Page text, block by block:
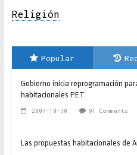
Religión
Popular
Gobierno inicia reprogramación
habitacionales PET
2007-10-30 91 Comments
Las propuestas habitacionales de